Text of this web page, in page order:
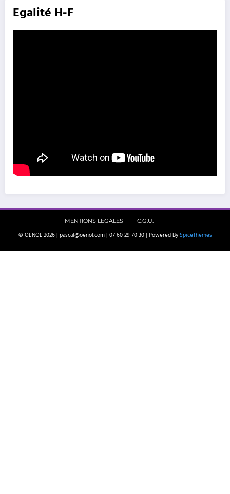
Egalité H-F
MENTIONS LEGALES C.G.U.
© OENOL 2026 | pascal@oenol.com | 07 60 29 70 30 | Powered By SpiceThemes